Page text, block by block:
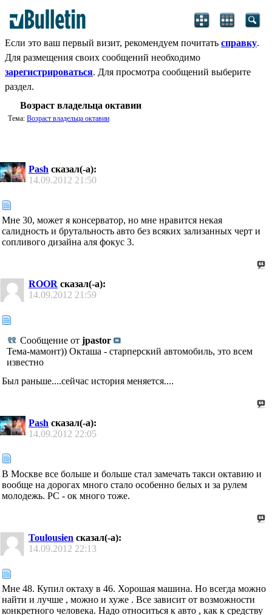
Если это ваш первый визит, рекомендуем почитать справку.
Для размещения своих сообщений необходимо
зарегистрироваться. Для просмотра сообщений выберите
раздел.
Возраст владельца октавии
Тема: Возраст владельца октавии
Pash сказал(-а):
14.09.2012 21:50
Мне 30, может я консерватор, но мне нравится некая
салидность и брутальность авто без всяких зализанных черт и
сопливого дизайна аля фокус 3.
ROOR сказал(-а):
14.09.2012 21:59
Сообщение от jpastor
Тема-мамонт)) Окташа - старперский автомобиль, это всем
известно
Был раньше....сейчас история меняется....
Pash сказал(-а):
14.09.2012 22:05
В Москве все больше и больше стал замечать такси октавию и
вообще на дорогах много стало особенно белых и за рулем
молодежь. РС - ок много тоже.
Toulousien сказал(-а):
14.09.2012 22:13
Мне 48. Купил октаху в 46. Хорошая машина. Но всегда можно
найти и лучше , можно и хуже . Все зависит от возможности
конкретного человека. Надо относиться к авто , как к средству